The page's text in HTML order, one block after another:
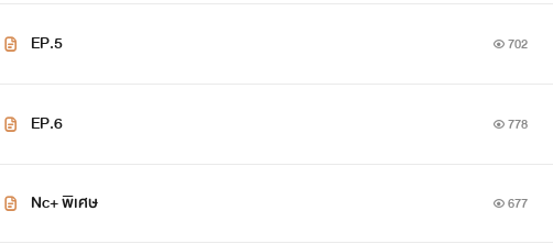
จบ
EP.5 702
EP.6 778
Nc+ พิเศษ 677